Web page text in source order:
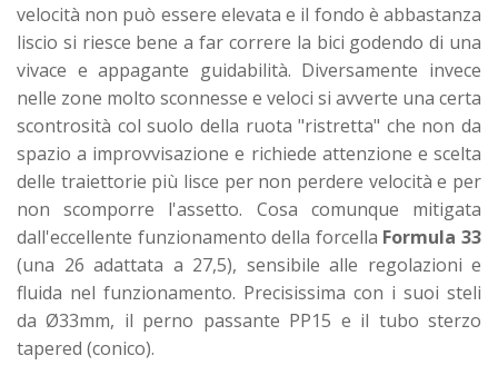
velocità non può essere elevata e il fondo è abbastanza
liscio si riesce bene a far correre la bici godendo di una
vivace e appagante guidabilità. Diversamente invece
nelle zone molto sconnesse e veloci si avverte una certa
scontrosità col suolo della ruota "ristretta" che non da
spazio a improvvisazione e richiede attenzione e scelta
delle traiettorie più lisce per non perdere velocità e per
non scomporre l'assetto. Cosa comunque mitigata
dall'eccellente funzionamento della forcella Formula 33
(una 26 adattata a 27,5), sensibile alle regolazioni e
fluida nel funzionamento. Precisissima con i suoi steli
da Ø33mm, il perno passante PP15 e il tubo sterzo
tapered (conico).